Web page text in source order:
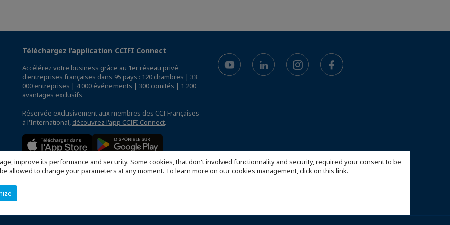
improve its performance and security. Some cookies, that don't involved functionnality and security, required your consent to be
allowed to change your parameters at any moment. To learn more on our cookies management,click on this link.
Téléchargez l’application CCIFI Connect
Accélérez votre business grâce au 1er réseau privé
d'entreprises françaises dans 95 pays : 120 chambres | 33
000 entreprises | 4 000 événements | 300 comités | 1 200
avantages exclusifs
Réservée exclusivement aux membres des CCI Françaises
à l'International, découvrez l'app CCIFI Connect.